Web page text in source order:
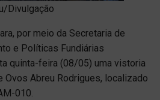
Divulgação
por meio da Secretaria de
e Políticas Fundiárias
quinta-feira (08/05) uma vistoria
Ovos Abreu Rodrigues, localizado
010.